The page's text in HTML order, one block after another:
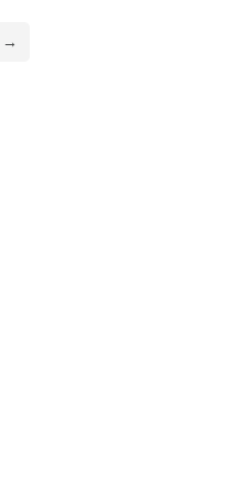
→